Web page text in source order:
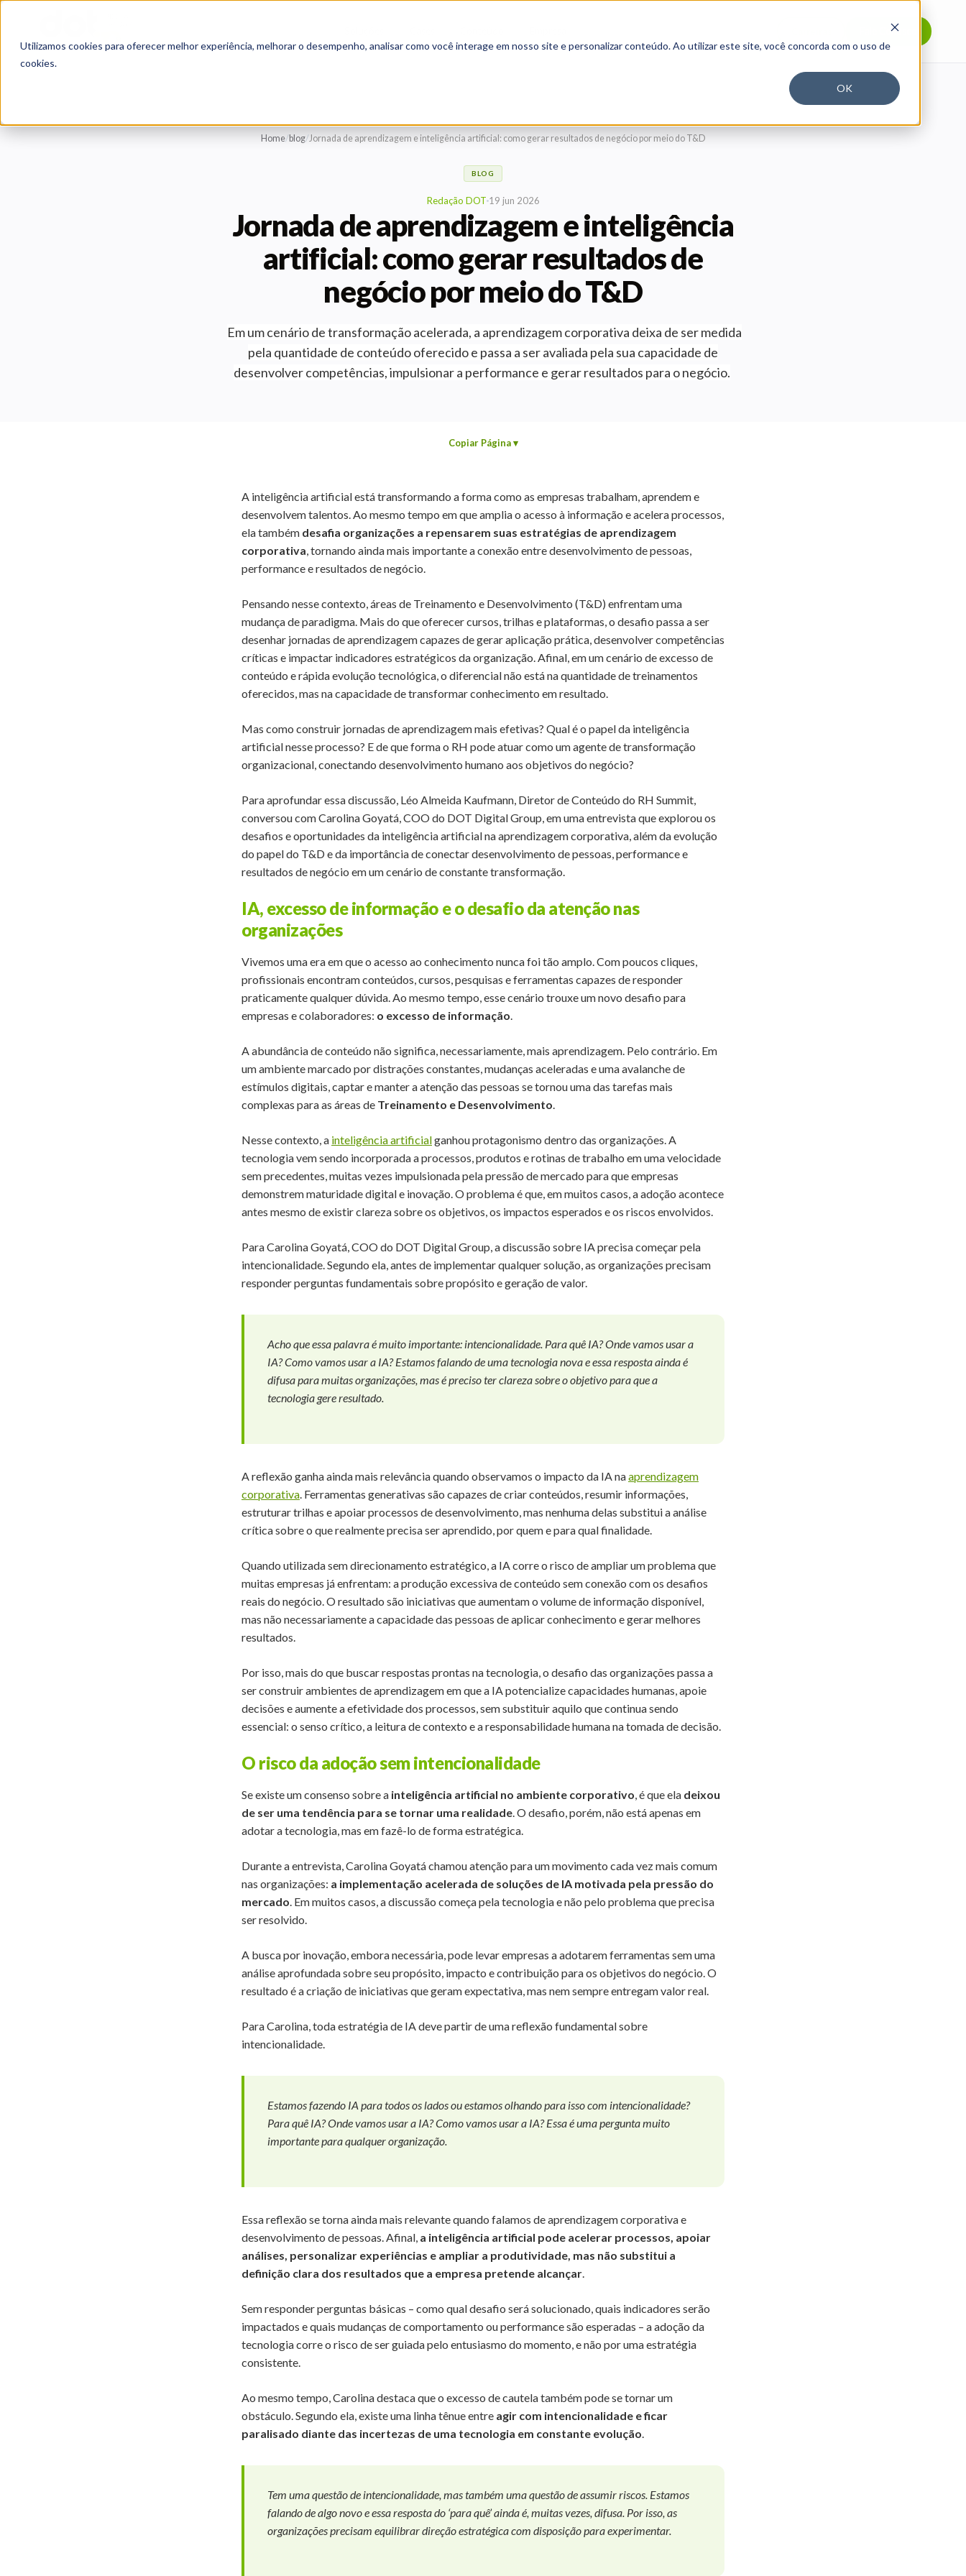
Utilizamos cookies para oferecer melhor experiência, melhorar o desempenho, analisar como você interage em nosso site e personalizar conteúdo. Ao utilizar este site, você concorda com o uso de
cookies.
OK
Fale Conosco
Home/blog/Jornada de aprendizagem e inteligência artificial: como gerar resultados de negócio por meio do T&D
BLOG
Redação DOT 19 jun 2026
Jornada de aprendizagem e inteligência
artificial: como gerar resultados de
negócio por meio do T&D
Em um cenário de transformação acelerada, a aprendizagem corporativa deixa de ser medida
pela quantidade de conteúdo oferecido e passa a ser avaliada pela sua capacidade de
desenvolver competências, impulsionar a performance e gerar resultados para o negócio.
Copiar Página▾
A inteligência artificial está transformando a forma como as empresas trabalham, aprendem e
desenvolvem talentos. Ao mesmo tempo em que amplia o acesso à informação e acelera processos,
ela também desafia organizações a repensarem suas estratégias de aprendizagem
corporativa , tornando ainda mais importante a conexão entre desenvolvimento de pessoas,
performance e resultados de negócio.
Pensando nesse contexto, áreas de Treinamento e Desenvolvimento (T&D) enfrentam uma
mudança de paradigma. Mais do que oferecer cursos, trilhas e plataformas, o desafio passa a ser
desenhar jornadas de aprendizagem capazes de gerar aplicação prática, desenvolver competências
críticas e impactar indicadores estratégicos da organização. Afinal, em um cenário de excesso de
conteúdo e rápida evolução tecnológica, o diferencial não está na quantidade de treinamentos
oferecidos, mas na capacidade de transformar conhecimento em resultado.
Mas como construir jornadas de aprendizagem mais efetivas? Qual é o papel da inteligência
artificial nesse processo? E de que forma o RH pode atuar como um agente de transformação
organizacional, conectando desenvolvimento humano aos objetivos do negócio?
Para aprofundar essa discussão, Léo Almeida Kaufmann, Diretor de Conteúdo do RH Summit,
conversou com Carolina Goyatá, COO do DOT Digital Group, em uma entrevista que explorou os
desafios e oportunidades da inteligência artificial na aprendizagem corporativa, além da evolução
do papel do T&D e da importância de conectar desenvolvimento de pessoas, performance e
resultados de negócio em um cenário de constante transformação.
IA, excesso de informação e o desafio da atenção nas
organizações
Vivemos uma era em que o acesso ao conhecimento nunca foi tão amplo. Com poucos cliques,
profissionais encontram conteúdos, cursos, pesquisas e ferramentas capazes de responder
praticamente qualquer dúvida. Ao mesmo tempo, esse cenário trouxe um novo desafio para
empresas e colaboradores: o excesso de informação
A abundância de conteúdo não significa, necessariamente, mais aprendizagem. Pelo contrário. Em
um ambiente marcado por distrações constantes, mudanças aceleradas e uma avalanche de
estímulos digitais, captar e manter a atenção das pessoas se tornou uma das tarefas mais
complexas para as áreas de Treinamento e Desenvolvimento
Nesse contexto, a inteligência artificialganhou protagonismo dentro das organizações. A
tecnologia vem sendo incorporada a processos, produtos e rotinas de trabalho em uma velocidade
sem precedentes, muitas vezes impulsionada pela pressão de mercado para que empresas
demonstrem maturidade digital e inovação. O problema é que, em muitos casos, a adoção acontece
antes mesmo de existir clareza sobre os objetivos, os impactos esperados e os riscos envolvidos.
Para Carolina Goyatá, COO do DOT Digital Group, a discussão sobre IA precisa começar pela
intencionalidade. Segundo ela, antes de implementar qualquer solução, as organizações precisam
responder perguntas fundamentais sobre propósito e geração de valor.
Acho que essa palavra é muito importante: intencionalidade. Para quê IA? Onde vamos usar a
IA? Como vamos usar a IA? Estamos falando de uma tecnologia nova e essa resposta ainda é
difusa para muitas organizações, mas é preciso ter clareza sobre o objetivo para que a
tecnologia gere resultado.
A reflexão ganha ainda mais relevância quando observamos o impacto da IA naaprendizagem
corporativa . Ferramentas generativas são capazes de criar conteúdos, resumir informações,
estruturar trilhas e apoiar processos de desenvolvimento, mas nenhuma delas substitui a análise
crítica sobre o que realmente precisa ser aprendido, por quem e para qual finalidade.
Quando utilizada sem direcionamento estratégico, a IA corre o risco de ampliar um problema que
muitas empresas já enfrentam: a produção excessiva de conteúdo sem conexão com os desafios
reais do negócio. O resultado são iniciativas que aumentam o volume de informação disponível,
mas não necessariamente a capacidade das pessoas de aplicar conhecimento e gerar melhores
resultados.
Por isso, mais do que buscar respostas prontas na tecnologia, o desafio das organizações passa a
ser construir ambientes de aprendizagem em que a IA potencialize capacidades humanas, apoie
decisões e aumente a efetividade dos processos, sem substituir aquilo que continua sendo
essencial: o senso crítico, a leitura de contexto e a responsabilidade humana na tomada de decisão.
O risco da adoção sem intencionalidade
Se existe um consenso sobre a inteligência artificial no ambiente corporativo , é que ela deixou
de ser uma tendência para se tornar uma realidade . O desafio, porém, não está apenas em
adotar a tecnologia, mas em fazê-lo de forma estratégica.
Durante a entrevista, Carolina Goyatá chamou atenção para um movimento cada vez mais comum
nas organizações: a implementação acelerada de soluções de IA motivada pela pressão do
mercado . Em muitos casos, a discussão começa pela tecnologia e não pelo problema que precisa
ser resolvido.
A busca por inovação, embora necessária, pode levar empresas a adotarem ferramentas sem uma
análise aprofundada sobre seu propósito, impacto e contribuição para os objetivos do negócio. O
resultado é a criação de iniciativas que geram expectativa, mas nem sempre entregam valor real.
Para Carolina, toda estratégia de IA deve partir de uma reflexão fundamental sobre
intencionalidade.
Estamos fazendo IA para todos os lados ou estamos olhando para isso com intencionalidade?
Para quê IA? Onde vamos usar a IA? Como vamos usar a IA? Essa é uma pergunta muito
importante para qualquer organização.
Essa reflexão se torna ainda mais relevante quando falamos de aprendizagem corporativa e
desenvolvimento de pessoas. Afinal, a inteligência artificial pode acelerar processos, apoiar
análises, personalizar experiências e ampliar a produtividade, mas não substitui a
definição clara dos resultados que a empresa pretende alcançar
Sem responder perguntas básicas – como qual desafio será solucionado, quais indicadores serão
impactados e quais mudanças de comportamento ou performance são esperadas – a adoção da
tecnologia corre o risco de ser guiada pelo entusiasmo do momento, e não por uma estratégia
consistente.
Ao mesmo tempo, Carolina destaca que o excesso de cautela também pode se tornar um
obstáculo. Segundo ela, existe uma linha tênue entre agir com intencionalidade e ficar
paralisado diante das incertezas de uma tecnologia em constante evolução
Tem uma questão de intencionalidade, mas também uma questão de assumir riscos. Estamos
falando de algo novo e essa resposta do ‘para quê’ ainda é, muitas vezes, difusa. Por isso, as
organizações precisam equilibrar direção estratégica com disposição para experimentar.